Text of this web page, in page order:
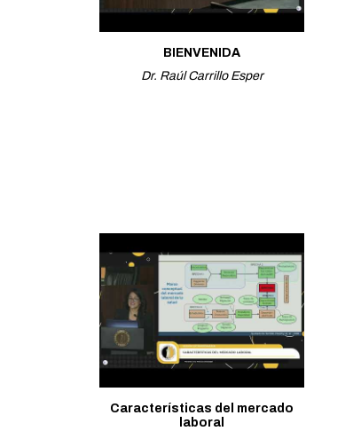
BIENVENIDA
Dr. Raúl Carrillo Esper
Características del mercado
laboral